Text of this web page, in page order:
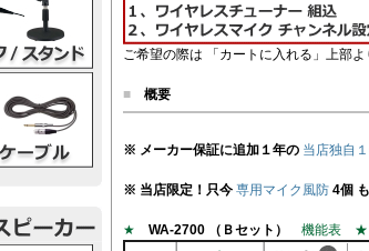
ご希望の際は 「カートに入れる」上部よ
■ 概要
※ メーカー保証に追加１年の 当店独自
※ 当店限定！只今 専用マイク風防 4個
★ WA-2700 （Ｂセット） 機能表 ★